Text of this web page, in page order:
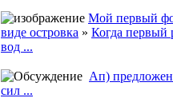
Мой первый
виде островка » Когда первый
вод ...
Ап)
сил ...